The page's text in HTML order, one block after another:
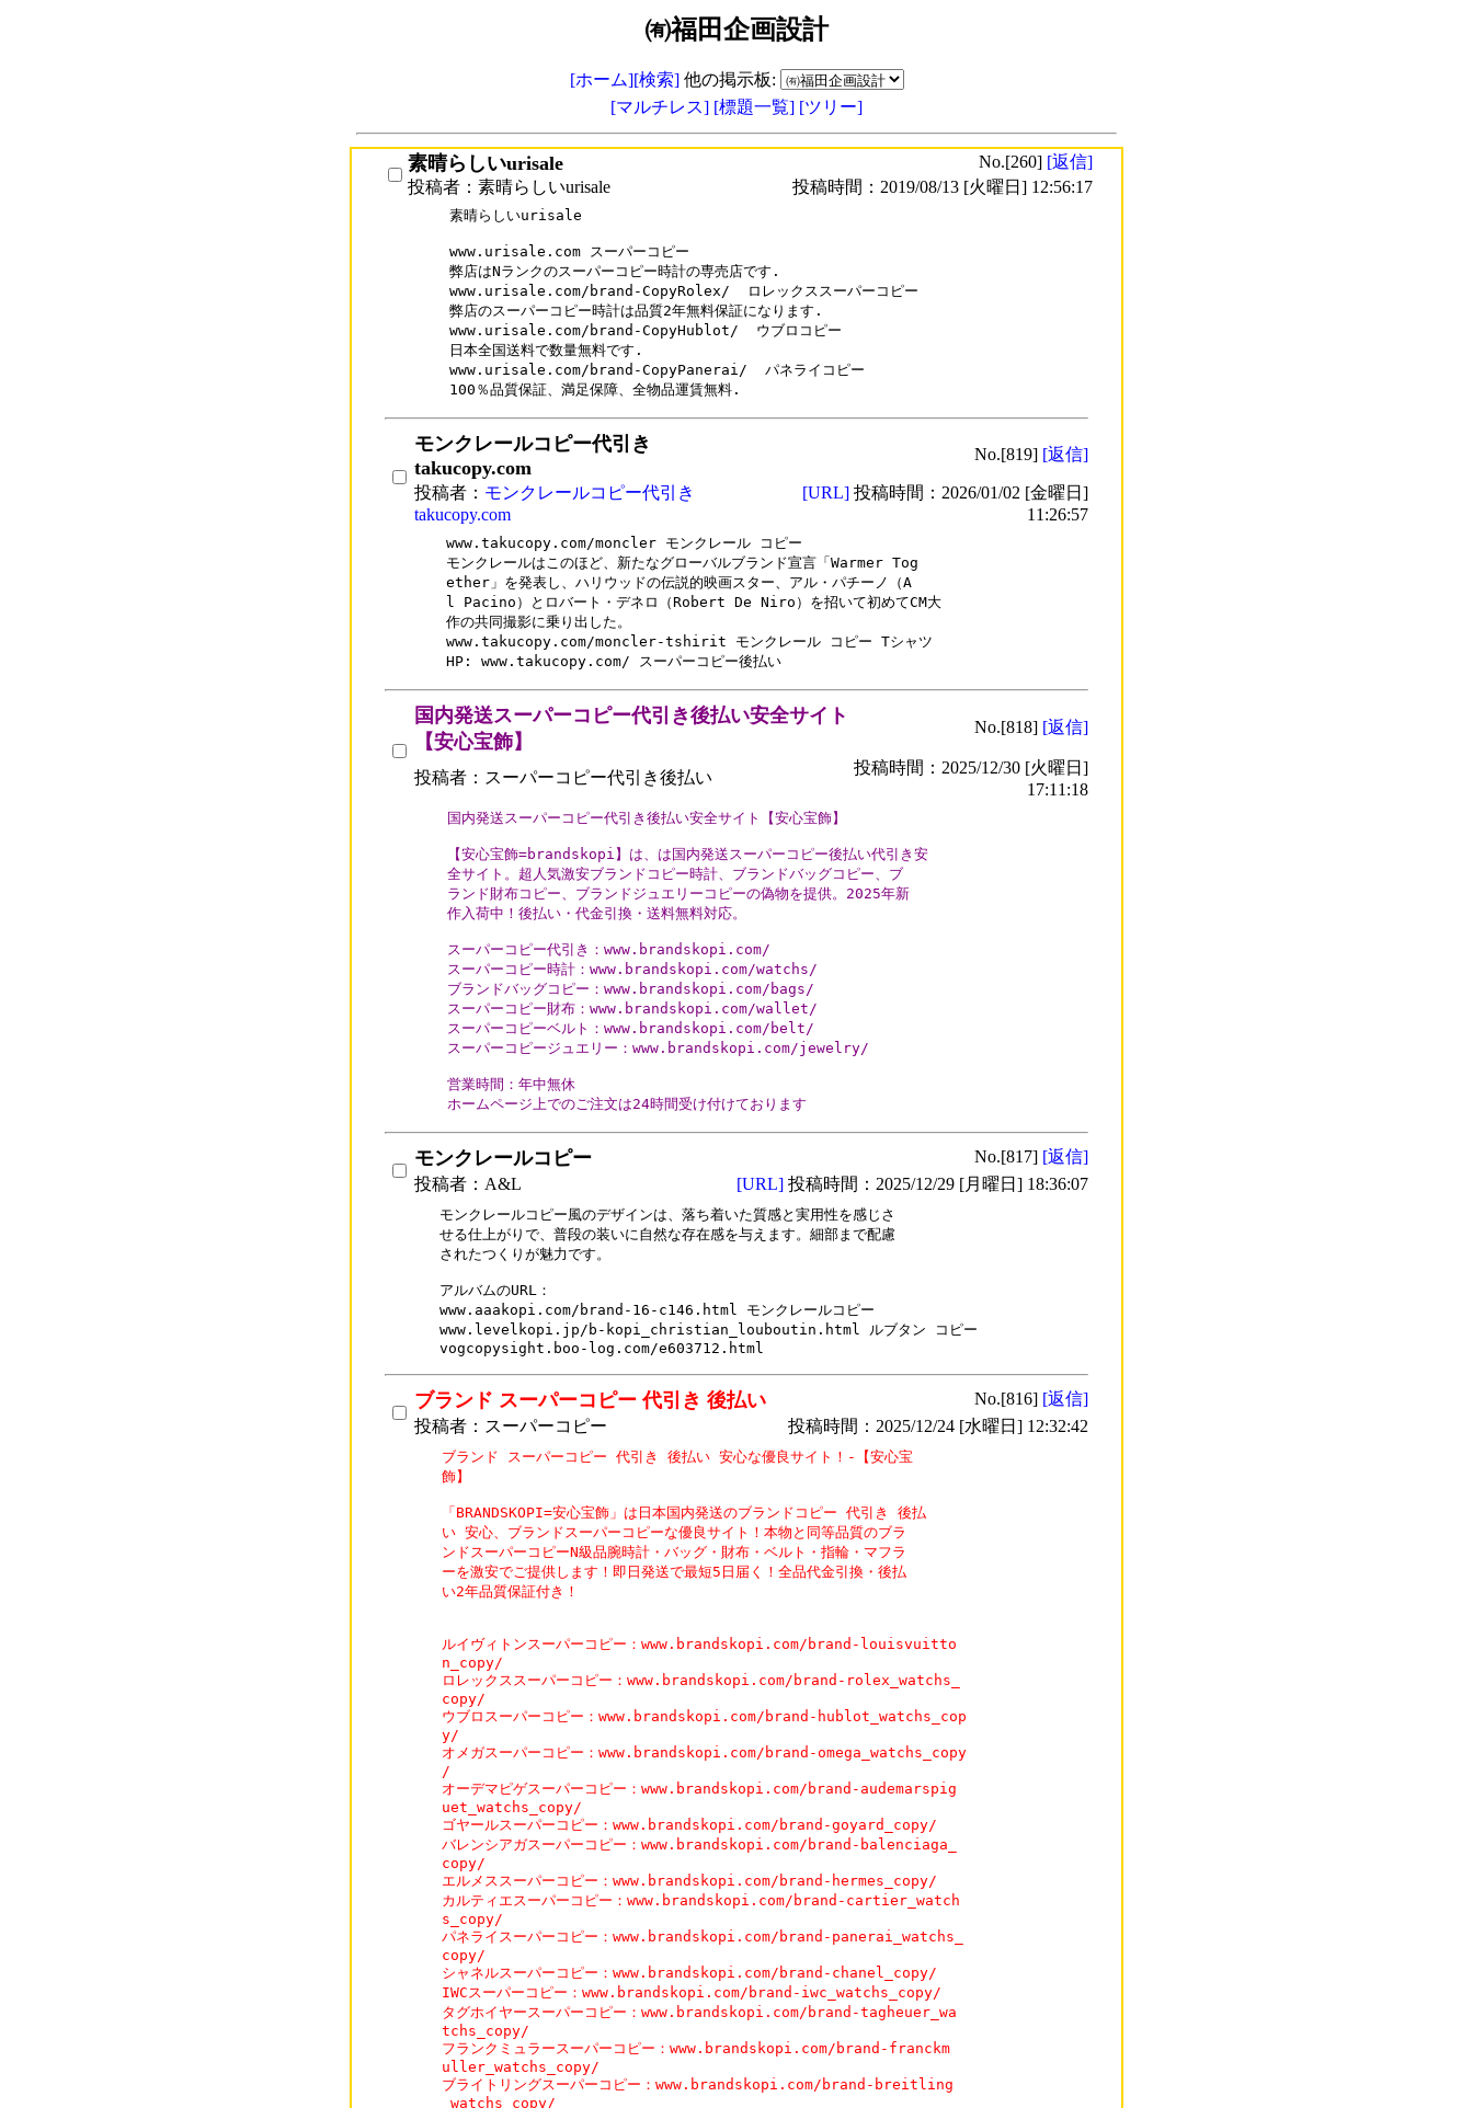
㈲福田企画設計
[ホーム][検索]他の掲示板:
[マルチレス] [標題一覧] [ツリー]
素晴らしいurisale No.[260] [返信]
投稿者：素晴らしいurisale
投稿時間：2019/08/13 [火曜日] 12:56:17
素晴らしいurisale
www.urisale.com スーパーコピー
弊店はNランクのスーパーコピー時計の専売店です.
www.urisale.com/brand-CopyRolex/  ロレックススーパーコピー
弊店のスーパーコピー時計は品質2年無料保証になります.
www.urisale.com/brand-CopyHublot/  ウブロコピー
日本全国送料で数量無料です.
www.urisale.com/brand-CopyPanerai/  パネライコピー
モンクレールコピー代引き
takucopy.com
No.[819] [返信]
投稿者： モンクレールコピー代引き
takucopy.com
[URL] 投稿時間：2026/01/02 [金曜日]
11:26:57
www.takucopy.com/moncler モンクレール コピー
モンクレールはこのほど、新たなグローバルブランド宣言「Warmer Tog
ether」を発表し、ハリウッドの伝説的映画スター、アル・パチーノ（A
l Pacino）とロバート・デネロ（Robert De Niro）を招いて初めてCM大
作の共同撮影に乗り出した。
www.takucopy.com/moncler-tshirit モンクレール コピー Tシャツ
HP: www.takucopy.com/ スーパーコピー後払い
国内発送スーパーコピー代引き後払い安全サイト
【安心宝飾】
No.[818] [返信]
投稿者：スーパーコピー代引き後払い
投稿時間：2025/12/30 [火曜日]
17:11:18
国内発送スーパーコピー代引き後払い安全サイト【安心宝飾】
【安心宝飾=brandskopi】は、は国内発送スーパーコピー後払い代引き安
全サイト。超人気激安ブランドコピー時計、ブランドバッグコピー、ブ
ランド財布コピー、ブランドジュエリーコピーの偽物を提供。2025年新
作入荷中！後払い・代金引換・送料無料対応。
スーパーコピー代引き：www.brandskopi.com/
スーパーコピー時計：www.brandskopi.com/watchs/
ブランドバッグコピー：www.brandskopi.com/bags/
スーパーコピー財布：www.brandskopi.com/wallet/
スーパーコピーベルト：www.brandskopi.com/belt/
スーパーコピージュエリー：www.brandskopi.com/jewelry/
営業時間：年中無休
ホームページ上でのご注文は24時間受け付けております
モンクレールコピー No.[817] [返信]
投稿者：A&L
[URL] 投稿時間：2025/12/29 [月曜日] 18:36:07
モンクレールコピー風のデザインは、落ち着いた質感と実用性を感じさ
せる仕上がりで、普段の装いに自然な存在感を与えます。細部まで配慮
されたつくりが魅力です。
アルバムのURL：
www.aaakopi.com/brand-16-c146.html モンクレールコピー
www.levelkopi.jp/b-kopi_christian_louboutin.html ルブタン コピー
vogcopysight.boo-log.com/e603712.html
ブランド スーパーコピー 代引き 後払い No.[816] [返信]
投稿者：スーパーコピー
投稿時間：2025/12/24 [水曜日] 12:32:42
ブランド スーパーコピー 代引き 後払い 安心な優良サイト！-【安心宝
飾】
「BRANDSKOPI=安心宝飾」は日本国内発送のブランドコピー 代引き 後払
い 安心、ブランドスーパーコピーな優良サイト！本物と同等品質のブラ
ンドスーパーコピーN級品腕時計・バッグ・財布・ベルト・指輪・マフラ
ーを激安でご提供します！即日発送で最短5日届く！全品代金引換・後払
い2年品質保証付き！
ルイヴィトンスーパーコピー：www.brandskopi.com/brand-louisvuitto
n_copy/
ロレックススーパーコピー：www.brandskopi.com/brand-rolex_watchs_
copy/
ウブロスーパーコピー：www.brandskopi.com/brand-hublot_watchs_cop
y/
オメガスーパーコピー：www.brandskopi.com/brand-omega_watchs_copy
/
オーデマピゲスーパーコピー：www.brandskopi.com/brand-audemarspig
uet_watchs_copy/
ゴヤールスーパーコピー：www.brandskopi.com/brand-goyard_copy/
バレンシアガスーパーコピー：www.brandskopi.com/brand-balenciaga_
copy/
エルメススーパーコピー：www.brandskopi.com/brand-hermes_copy/
カルティエスーパーコピー：www.brandskopi.com/brand-cartier_watch
s_copy/
パネライスーパーコピー：www.brandskopi.com/brand-panerai_watchs_
copy/
シャネルスーパーコピー：www.brandskopi.com/brand-chanel_copy/
IWCスーパーコピー：www.brandskopi.com/brand-iwc_watchs_copy/
タグホイヤースーパーコピー：www.brandskopi.com/brand-tagheuer_wa
tchs_copy/
フランクミュラースーパーコピー：www.brandskopi.com/brand-franckm
uller_watchs_copy/
ブライトリングスーパーコピー：www.brandskopi.com/brand-breitling
_watchs_copy/